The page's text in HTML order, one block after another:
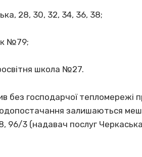
28, 30, 32, 34, 36, 38;
№79;
школа №27.
без господарчої тепломережі
залишаються
96/3 (надавач послуг